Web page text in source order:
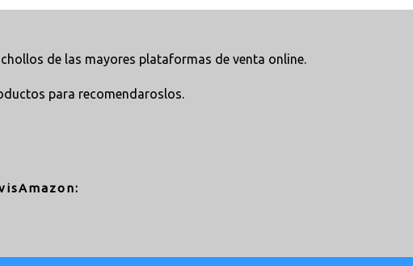
de las mayores plataformas de venta online.
para recomendaroslos.